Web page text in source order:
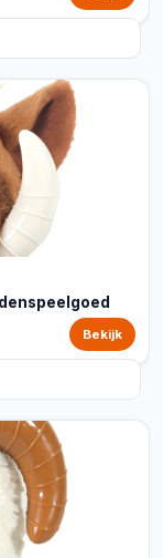
Bekijk